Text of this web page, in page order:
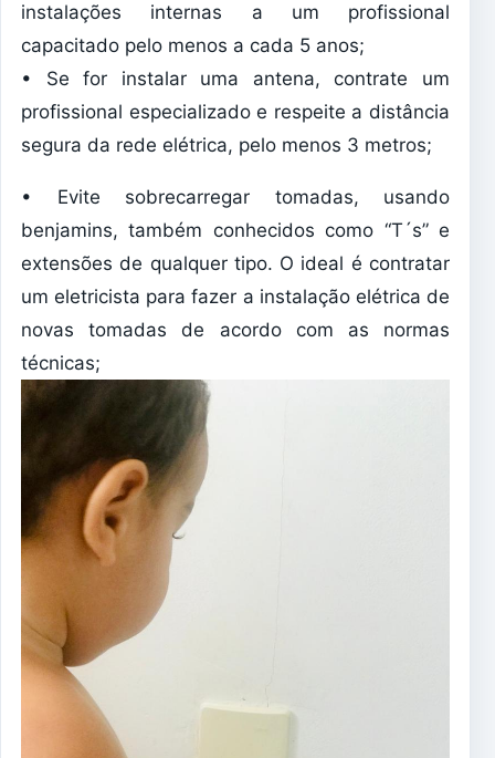
instalações internas a um profissional
capacitado pelo menos a cada 5 anos;
• Se for instalar uma antena, contrate um
profissional especializado e respeite a distância
segura da rede elétrica, pelo menos 3 metros;
• Evite sobrecarregar tomadas, usando
benjamins, também conhecidos como “T´s” e
extensões de qualquer tipo. O ideal é contratar
um eletricista para fazer a instalação elétrica de
novas tomadas de acordo com as normas
técnicas;